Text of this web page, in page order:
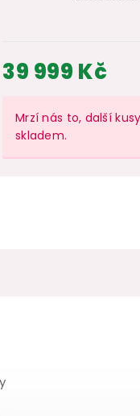
39 999 Kč
Mrzí nás to, další
skladem.